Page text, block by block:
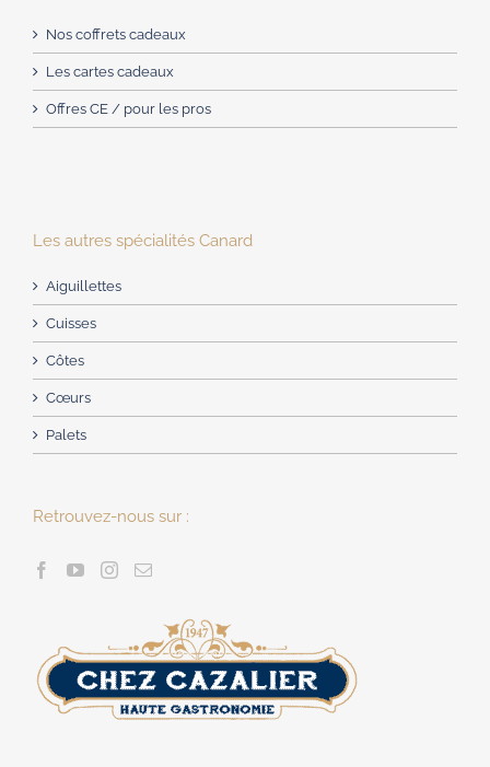
Nos coffrets cadeaux
Les cartes cadeaux
Offres CE / pour les pros
Les autres spécialités Canard
Aiguillettes
Cuisses
Côtes
Cœurs
Palets
Retrouvez-nous sur :